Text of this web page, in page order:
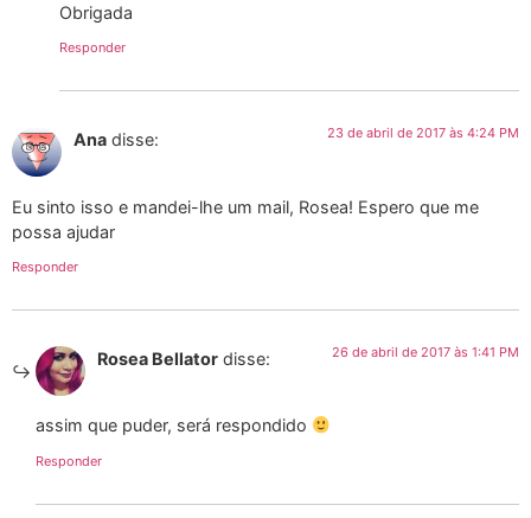
Obrigada
Responder
Ana disse: 23 de abril de 2017 às 4:24 PM
Eu sinto isso e mandei-lhe um mail, Rosea! Espero que me
possa ajudar
Responder
Rosea Bellator disse: 26 de abril de 2017 às 1:41 PM
assim que puder, será respondido
Responder